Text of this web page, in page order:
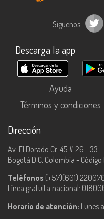
Síguenos
Descarga la app
Ayuda
Términos y condiciones
Dirección
Av. El Dorado Cr. 45 # 26 - 33
Bogotá D.C, Colombia - Código
Teléfonos (+57)(601)
Línea gratuita nacional:
Horario de atención: Lunes